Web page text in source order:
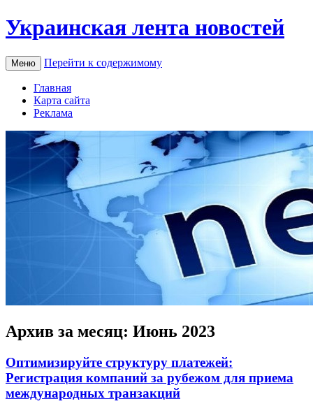
Украинская лента новостей
Меню Перейти к содержимому
Главная
Карта сайта
Реклама
Архив за месяц: Июнь 2023
Оптимизируйте структуру платежей:
Регистрация компаний за рубежом для приема
международных транзакций